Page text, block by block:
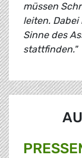
müssen
leiten.
Sinne des
stattfinden."